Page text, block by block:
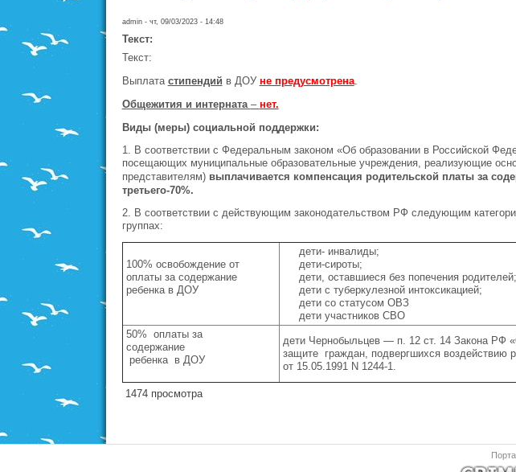
admin- чт, 09/03/2023 - 14:48
Текст:
Текст:
Выплата стипендий в ДОУ не предусмотрена.
Общежития и интерната – нет.
Виды (меры) социальной поддержки:
1. В соответствии с Федеральным законом «Об образовании в Российской
посещающих муниципальные образовательные учреждения, реализующие
представителям) выплачивается компенсация родительской платы за
третьего-70%.
2. В соответствии с действующим законодательством РФ следующим
группах:
100% освобождение от
оплаты за содержание
ребенка в ДОУ
дети- инвалиды;
дети-сироты;
дети, оставшиеся без попечения родителей;
дети с туберкулезной интоксикацией;
дети со статусом ОВЗ
дети участников СВО
50% оплаты за
содержание
ребенка в ДОУ
дети Чернобыльцев — п. 12 ст. 14 Закона РФ
защите граждан, подвергшихся воздействию
от 15.05.1991 N 1244-1.
1474 просмотра